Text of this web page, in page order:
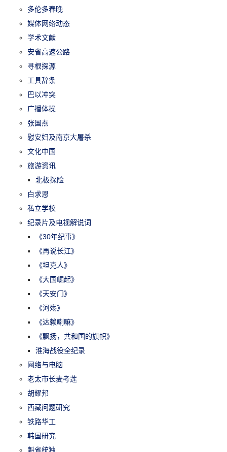
多伦多春晚
媒体网络动态
学术文献
安省高速公路
寻根探源
工具辞条
巴以冲突
广播体操
张国焘
慰安妇及南京大屠杀
文化中国
旅游资讯
北极探险
白求恩
私立学校
纪录片及电视解说词
《30年纪事》
《再说长江》
《坦克人》
《大国崛起》
《天安门》
《河殇》
《达赖喇嘛》
《飘扬，共和国的旗帜》
淮海战役全纪录
网络与电脑
老太市长麦考莲
胡耀邦
西藏问题研究
铁路华工
韩国研究
魁省统独